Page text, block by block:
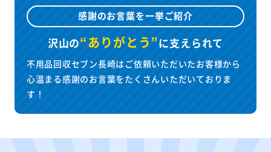
感謝のお言葉を一挙ご紹介
沢山の“ありがとう”に支えられて
不用品回収セブン長崎はご依頼いただいたお客様から
心温まる感謝のお言葉をたくさんいただいておりま
す！